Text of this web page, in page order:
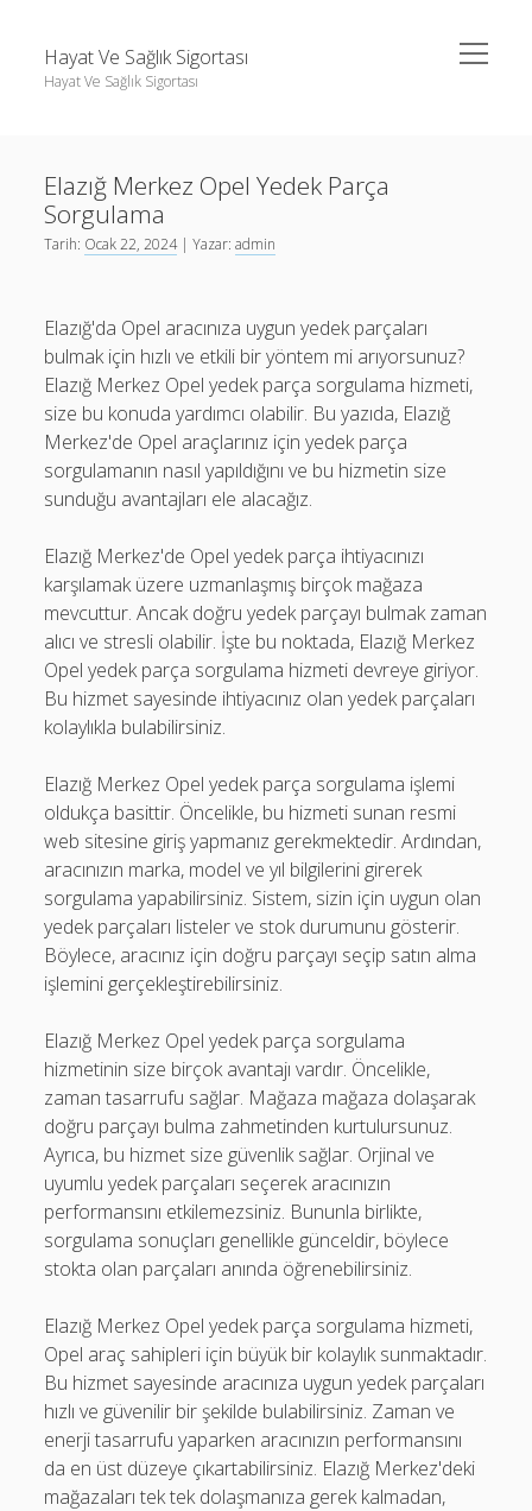
Hayat Ve Sağlık Sigortası
Hayat Ve Sağlık Sigortası
menüyü
aç
Elazığ Merkez Opel Yedek Parça
Sorgulama
Tarih: Ocak 22, 2024| Yazar:admin
Elazığ'da Opel aracınıza uygun yedek parçaları
bulmak için hızlı ve etkili bir yöntem mi arıyorsunuz?
Elazığ Merkez Opel yedek parça sorgulama hizmeti,
size bu konuda yardımcı olabilir. Bu yazıda, Elazığ
Merkez'de Opel araçlarınız için yedek parça
sorgulamanın nasıl yapıldığını ve bu hizmetin size
sunduğu avantajları ele alacağız.
Elazığ Merkez'de Opel yedek parça ihtiyacınızı
karşılamak üzere uzmanlaşmış birçok mağaza
mevcuttur. Ancak doğru yedek parçayı bulmak zaman
alıcı ve stresli olabilir. İşte bu noktada, Elazığ Merkez
Opel yedek parça sorgulama hizmeti devreye giriyor.
Bu hizmet sayesinde ihtiyacınız olan yedek parçaları
kolaylıkla bulabilirsiniz.
Elazığ Merkez Opel yedek parça sorgulama işlemi
oldukça basittir. Öncelikle, bu hizmeti sunan resmi
web sitesine giriş yapmanız gerekmektedir. Ardından,
aracınızın marka, model ve yıl bilgilerini girerek
sorgulama yapabilirsiniz. Sistem, sizin için uygun olan
yedek parçaları listeler ve stok durumunu gösterir.
Böylece, aracınız için doğru parçayı seçip satın alma
işlemini gerçekleştirebilirsiniz.
Elazığ Merkez Opel yedek parça sorgulama
hizmetinin size birçok avantajı vardır. Öncelikle,
zaman tasarrufu sağlar. Mağaza mağaza dolaşarak
doğru parçayı bulma zahmetinden kurtulursunuz.
Ayrıca, bu hizmet size güvenlik sağlar. Orjinal ve
uyumlu yedek parçaları seçerek aracınızın
performansını etkilemezsiniz. Bununla birlikte,
sorgulama sonuçları genellikle günceldir, böylece
stokta olan parçaları anında öğrenebilirsiniz.
Elazığ Merkez Opel yedek parça sorgulama hizmeti,
Opel araç sahipleri için büyük bir kolaylık sunmaktadır.
Bu hizmet sayesinde aracınıza uygun yedek parçaları
hızlı ve güvenilir bir şekilde bulabilirsiniz. Zaman ve
enerji tasarrufu yaparken aracınızın performansını
da en üst düzeye çıkartabilirsiniz. Elazığ Merkez'deki
mağazaları tek tek dolaşmanıza gerek kalmadan,